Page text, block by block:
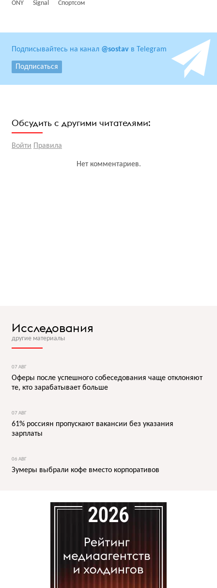
ONY Signal Спортсом
Подписывайтесь на канал @sostav в Telegram
Подписаться
Обсудить с другими читателями:
Войти Правила
Нет комментариев.
Исследования
другие материалы
07 АВГ
Оферы после успешного собеседования чаще отклоняют
те, кто зарабатывает больше
07 АВГ
61% россиян пропускают вакансии без указания
зарплаты
06 АВГ
Зумеры выбрали кофе вместо корпоративов